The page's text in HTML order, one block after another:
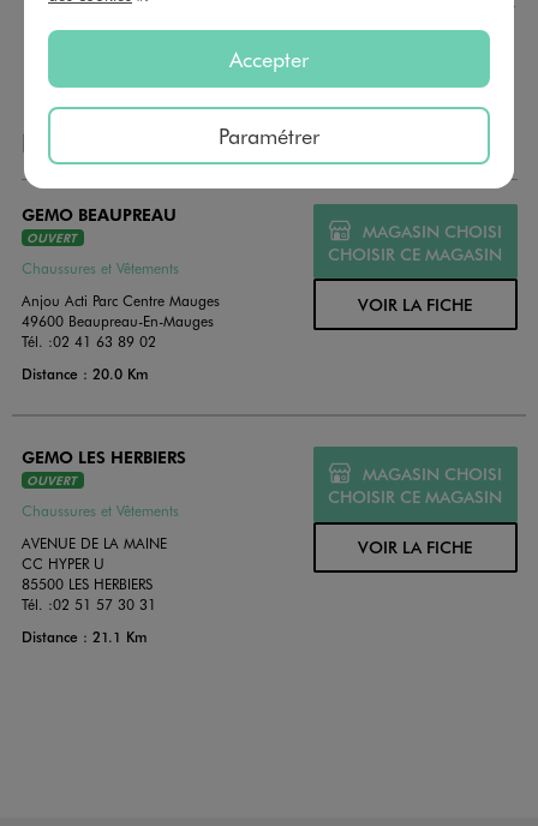
GÉMO sont valables 1 an, utilisables en plusieurs fois, pour
payer vos achats en magasin. Offrez vos cartes cadeau
dans de jolies enveloppes pour toutes les occasions.
NOS AUTRES MAGASINS
GEMO BEAUPREAU
OUVERT
Chaussures et Vêtements
Anjou Acti Parc Centre Mauges
49600 Beaupreau-En-Mauges
Tél. :02 41 63 89 02
Distance : 20.0 Km
MAGASIN CHOISI
CHOISIR CE MAGASIN
VOIR LA FICHE
GEMO LES HERBIERS
OUVERT
Chaussures et Vêtements
AVENUE DE LA MAINE
CC HYPER U
85500 LES HERBIERS
Tél. :02 51 57 30 31
Distance : 21.1 Km
MAGASIN CHOISI
CHOISIR CE MAGASIN
VOIR LA FICHE
Accepter
Paramétrer